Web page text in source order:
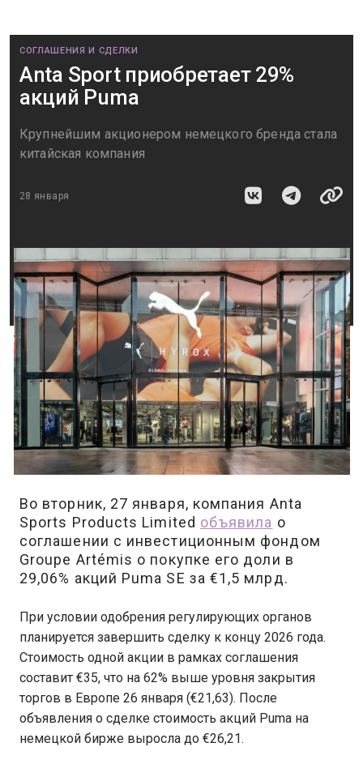
СОГЛАШЕНИЯ И СДЕЛКИ
Anta Sport приобретает 29%
акций Puma
Крупнейшим акционером немецкого бренда стала
китайская компания
28 января
Во вторник, 27 января, компания Anta
Sports Products Limited объявила о
соглашении с инвестиционным фондом
Groupe Artémis о покупке его доли в
29,06% акций Puma SE за €1,5 млрд.
При условии одобрения регулирующих органов
планируется завершить сделку к концу 2026 года.
Стоимость одной акции в рамках соглашения
составит €35, что на 62% выше уровня закрытия
торгов в Европе 26 января (€21,63). После
объявления о сделке стоимость акций Puma на
немецкой бирже выросла до €26,21.